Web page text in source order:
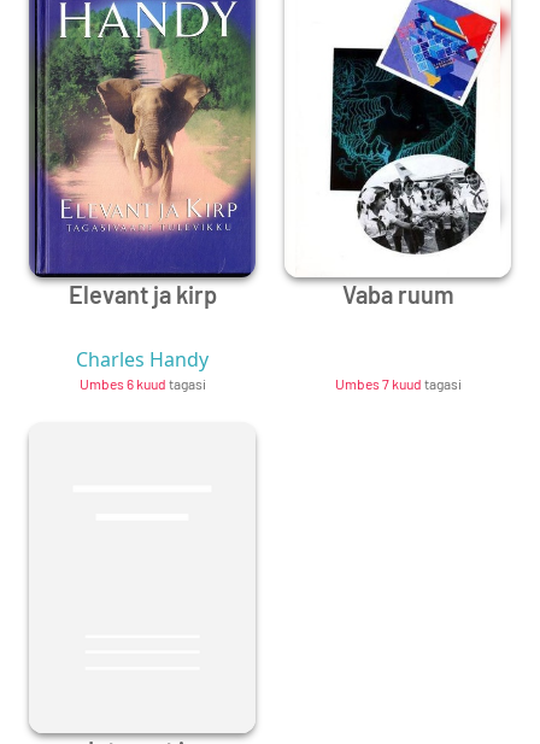
Elevant ja kirp
Charles Handy
Umbes 6 kuud tagasi
Vaba ruum
Umbes 7 kuud tagasi